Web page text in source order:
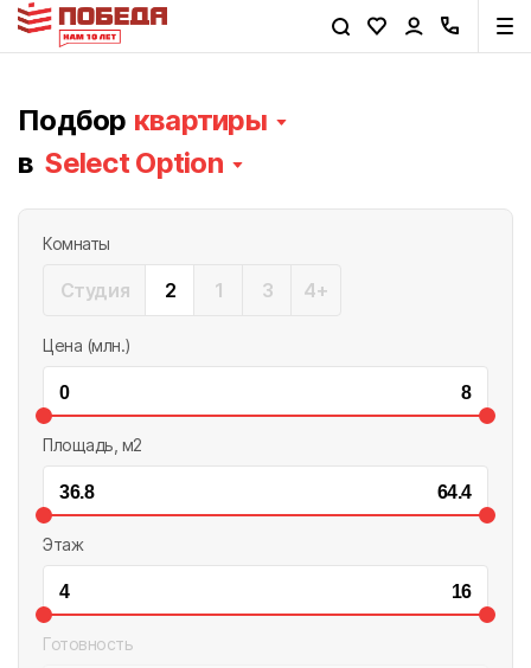
Подбор квартиры
в Select Option
Комнаты
2
Студия 1 3 4+
Цена (млн.)
Площадь, м2
Этаж
Готовность